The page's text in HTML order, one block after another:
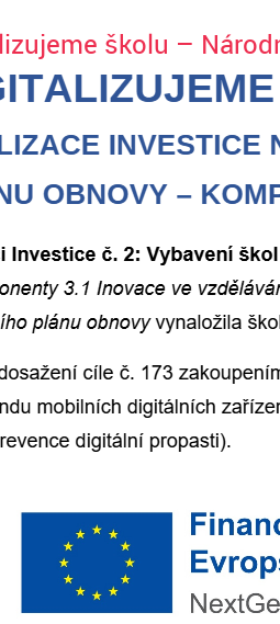
školu –